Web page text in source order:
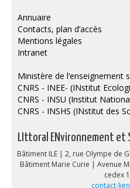
Annuaire
Contacts, plan d’accès
Mentions légales
Intranet
Ministère de l’enseignement
CNRS - INEE- (INstitut
CNRS - INSU (Institut
CNRS - INSHS (INstitut des
LIttoral ENvironnement et
Bâtiment ILE | 2, rue Olympe de
Bâtiment Marie Curie | Avenue
cedex
contact-